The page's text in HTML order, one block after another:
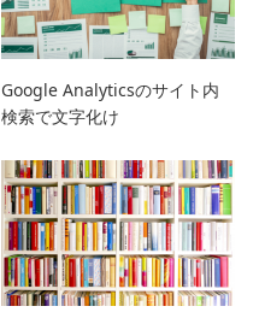
Google Analyticsのサイト内
検索で文字化け